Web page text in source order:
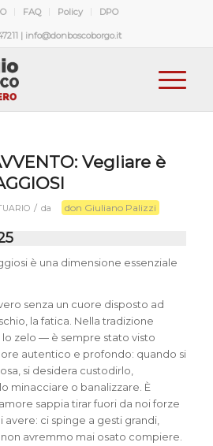
FAQ Policy DPO
| info@donboscoborgo.it
Vegliare è
/ da don Giuliano Palizzi
è una dimensione essenziale
senza un cuore disposto ad
la fatica. Nella tradizione
zelo — è sempre stato visto
autentico e profondo: quando si
si desidera custodirlo,
minacciare o banalizzare. È
sappia tirar fuori da noi forze
ci spinge a gesti grandi,
avremmo mai osato compiere.